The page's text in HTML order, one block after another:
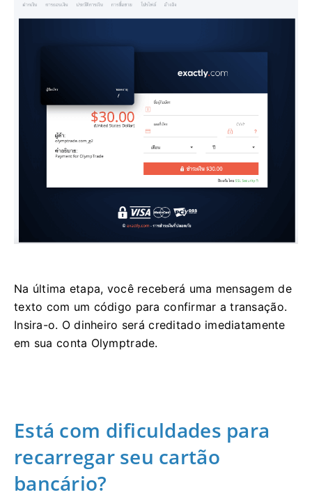
Na última etapa, você receberá uma mensagem de
texto com um código para confirmar a transação.
Insira-o. O dinheiro será creditado imediatamente
em sua conta Olymptrade.
Está com dificuldades para
recarregar seu cartão
bancário?